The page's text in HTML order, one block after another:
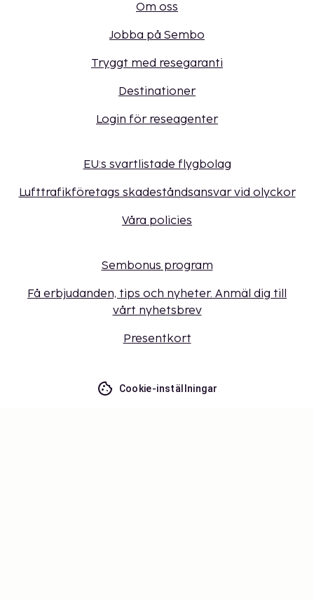
Om oss
Jobba på Sembo
Tryggt med resegaranti
Destinationer
Login för reseagenter
EU:s svartlistade flygbolag
Lufttrafikföretags skadeståndsansvar vid olyckor
Våra policies
Sembonus program
Få erbjudanden, tips och nyheter. Anmäl dig till
vårt nyhetsbrev
Presentkort
Cookie-inställningar